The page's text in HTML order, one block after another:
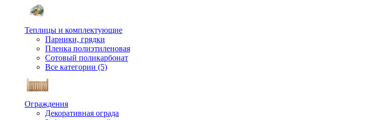
Теплицы и комплектующие
Парники, грядки
Пленка полиэтиленовая
Сотовый поликарбонат
Все категории (5)
Ограждения
Декоративная ограда